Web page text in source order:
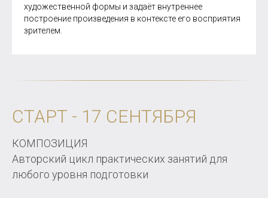
художественной формы и задаёт внутреннее
построение произведения в контексте его восприятия
зрителем.
СТАРТ - 17 СЕНТЯБРЯ
КОМПОЗИЦИЯ
Авторский цикл практических занятий для
любого уровня подготовки